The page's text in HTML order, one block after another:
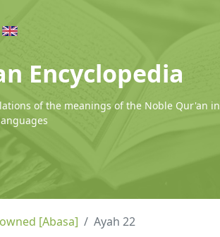
Encyclopedia
of the meanings of the Noble Qur'an in
[Abasa] Ayah 22